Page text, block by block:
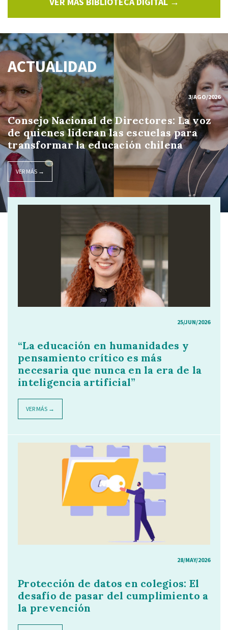
ACTUALIDAD
3/AGO/2026
Consejo Nacional de Directores: La voz
de quienes lideran las escuelas para
transformar la educación chilena
VER MÁS →
25/JUN/2026
“La educación en humanidades y
pensamiento crítico es más
necesaria que nunca en la era de la
inteligencia artificial”
VER MÁS →
28/MAY/2026
Protección de datos en colegios: El
desafío de pasar del cumplimiento a
la prevención